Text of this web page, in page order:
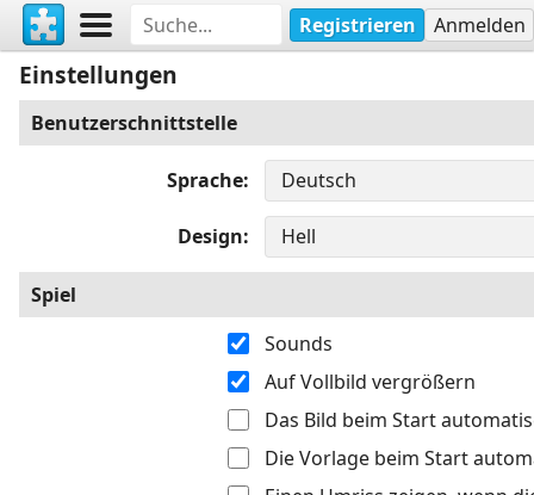
Registrieren Anmelden
Einstellungen
Benutzerschnittstelle
Sprache
Design
Spiel
Sounds
Auf Vollbild vergrößern
Das Bild beim Start
Die Vorlage beim Start